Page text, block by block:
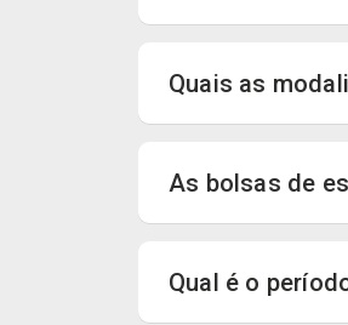
Quais as
As bolsas de
Qual é o